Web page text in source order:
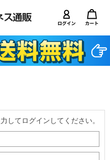
してログインしてください。